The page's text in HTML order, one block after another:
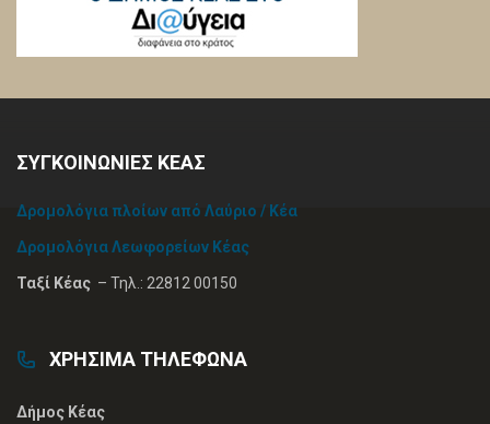
ΣΥΓΚΟΙΝΩΝΙΕΣ ΚΕΑΣ
Δρομολόγια πλοίων από Λαύριο / Κέα
Δρομολόγια Λεωφορείων Κέας
Ταξί Κέας – Τηλ.: 22812 00150
ΧΡΗΣΙΜΑ ΤΗΛΕΦΩΝΑ
Δήμος Κέας